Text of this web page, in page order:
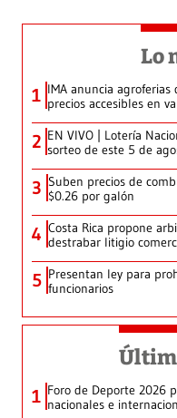
Lo
1 IMA anuncia
precios accesibles en
2 EN VIVO | Lotería
sorteo de este 5 de
3 Suben precios de
$0.26 por galón
4 Costa Rica propone
destrabar litigio
5 Presentan ley para
funcionarios
1 Foro de Deporte 2026
nacionales e